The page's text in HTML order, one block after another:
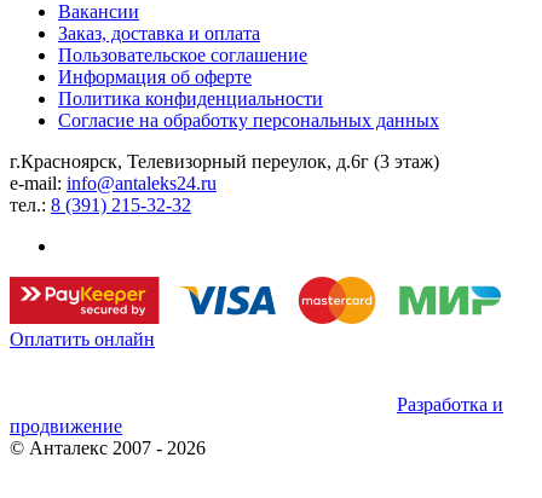
Вакансии
Заказ, доставка и оплата
Пользовательское соглашение
Информация об оферте
Политика конфиденциальности
Согласие на обработку персональных данных
г.Красноярск, ​Телевизорный переулок, д.6г ​(3 этаж)
e-mail: info@antaleks24.ru
тел.: 8 (391) 215-32-32
Оплатить онлайн
Разработка и
продвижение
© Анталекс 2007 - 2026